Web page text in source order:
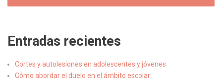
Entradas recientes
Cortes y autolesiones en adolescentes y jóvenes
Cómo abordar el duelo en el ámbito escolar